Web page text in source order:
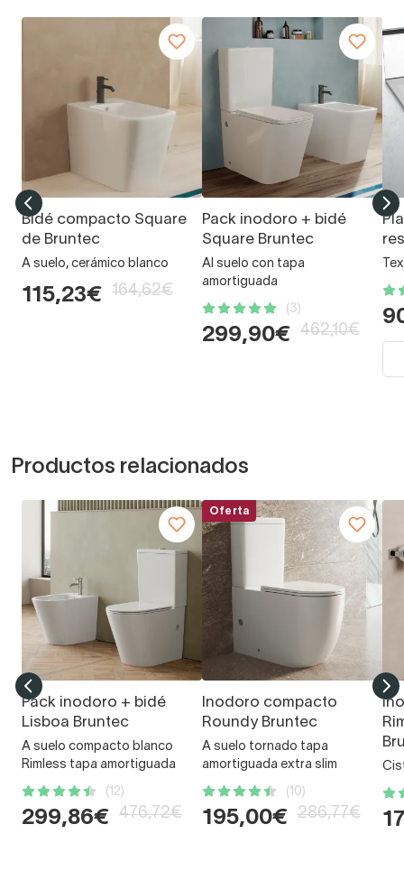
Bidé compacto Square
de Bruntec
A suelo, cerámico blanco
115,23€ 164,62€
Pack inodoro + bidé
Square Bruntec
Al suelo con tapa
amortiguada
(3)
299,90€ 462,10€
Productos relacionados
Pack inodoro + bidé
Lisboa Bruntec
A suelo compacto blanco
Rimless tapa amortiguada
(12)
299,86€ 476,72€
Oferta
Inodoro compacto
Roundy Bruntec
A suelo tornado tapa
amortiguada extra slim
(10)
195,00€ 286,77€